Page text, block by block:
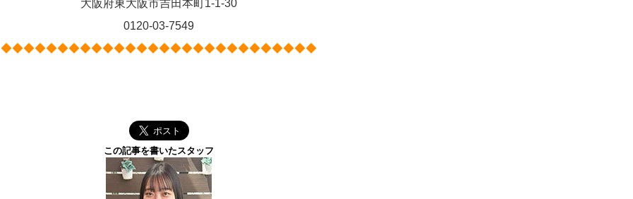
大阪府東大阪市吉田本町1-1-30
0120-03-7549
◆◆◆◆◆◆◆◆◆◆◆◆◆◆◆◆◆◆◆◆◆◆◆◆◆◆◆◆
この記事を書いたスタッフ